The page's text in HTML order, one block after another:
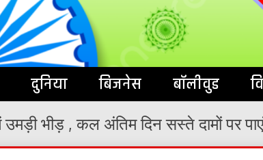
दुनिया बिजनेस बॉलीवुड
भीड़ , कल अंतिम दिन सस्ते दामों पर पाएं